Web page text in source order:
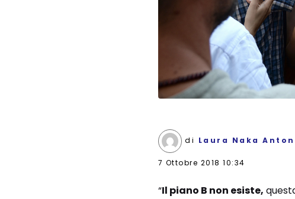
di Laura Naka
7 Ottobre 2018 10:34
“Il piano B non esiste,